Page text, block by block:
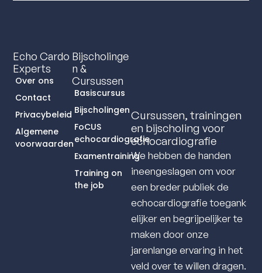
Cursussen, trainingen
en bijscholing voor
echocardiografie
We hebben de handen
ineengeslagen om voor
een breder publiek de
echocardiografie toegank
elijker en begrijpelijker te
maken door onze
jarenlange ervaring in het
veld over te willen dragen.
Echo Cardo
Experts
Over ons
Contact
Privacybeleid
Algemene
voorwaarden
Bijscholinge
N &
Cursussen
Basiscursus
Bijscholingen
FoCUS
echocardiografie
Examentraining
Training on
the job